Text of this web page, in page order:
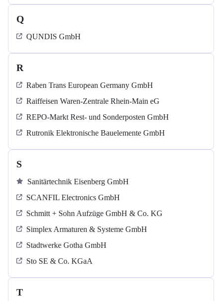
Q
QUNDIS GmbH
R
Raben Trans European Germany GmbH
Raiffeisen Waren-Zentrale Rhein-Main eG
REPO-Markt Rest- und Sonderposten GmbH
Rutronik Elektronische Bauelemente GmbH
S
Sanitärtechnik Eisenberg GmbH
SCANFIL Electronics GmbH
Schmitt + Sohn Aufzüge GmbH & Co. KG
Simplex Armaturen & Systeme GmbH
Stadtwerke Gotha GmbH
Sto SE & Co. KGaA
T